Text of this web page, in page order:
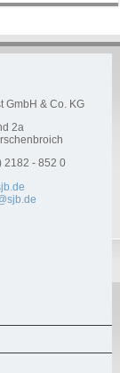
GmbH & Co. KG
2a
2182 - 852 0